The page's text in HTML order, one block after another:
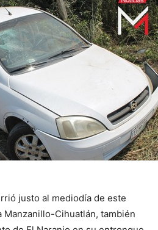
justo al mediodía de este
Cihuatlán, también